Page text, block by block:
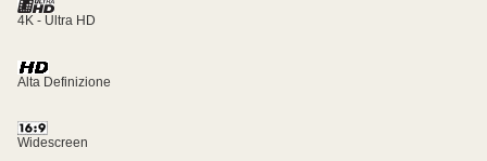
4K - Ultra HD
Alta Definizione
Widescreen